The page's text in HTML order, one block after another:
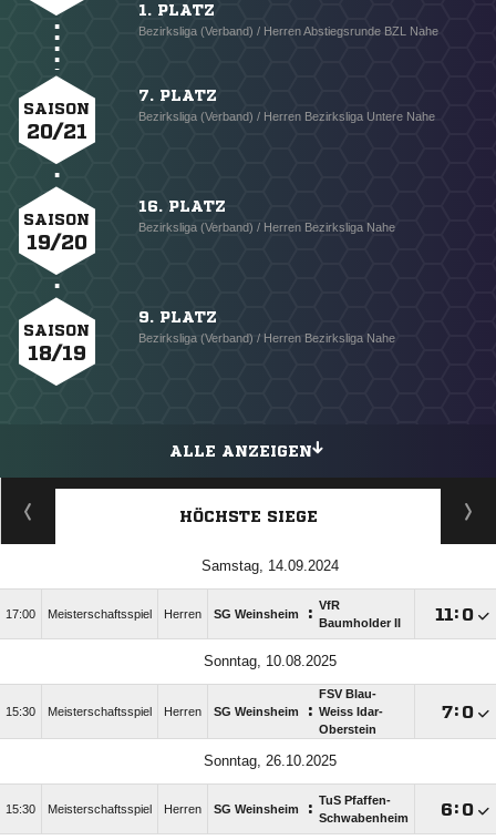
1. PLATZ
Bezirksliga (Verband) / Herren Abstiegsrunde BZL Nahe
SAISON
20/21
7. PLATZ
Bezirksliga (Verband) / Herren Bezirksliga Untere Nahe
SAISON
19/20
16. PLATZ
Bezirksliga (Verband) / Herren Bezirksliga Nahe
SAISON
18/19
9. PLATZ
Bezirksliga (Verband) / Herren Bezirksliga Nahe
ALLE ANZEIGEN
HÖCHSTE SIEGE
Samstag, 14.09.2024
17:00 Meisterschaftsspiel Herren SG Weinsheim : VfR
Baumholder II
: 
Sonntag, 10.08.2025
15:30 Meisterschaftsspiel Herren SG Weinsheim :
FSV Blau-
Weiss Idar-
Oberstein
: 
Sonntag, 26.10.2025
15:30 Meisterschaftsspiel Herren SG Weinsheim : TuS Pfaffen-
Schwabenheim
: 